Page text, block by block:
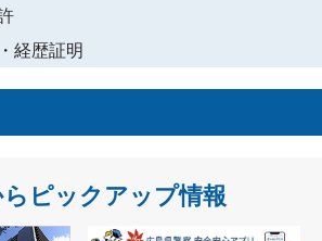
経歴証明
ピックアップ情報